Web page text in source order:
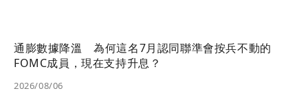
通膨數據降溫 為何這名7月認同聯準會按兵不動的
FOMC成員，現在支持升息？
2026/08/06